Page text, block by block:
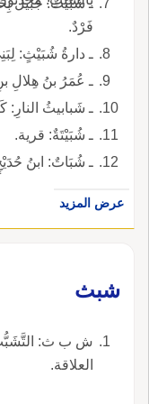
فَرْدٌ.
ـ دارةُ شُبَيْثٍ:
ـ عُمَرُ بنُ هِلالِ
ـ شَبابيثُ النارِ:
ـ شُبَيْتَةٌ: قرية.
ـ شُبَاتٌ: ابنُ
عرض المزيد
شبث
ش ب ث: التَّشَبُّثُ
العلاقة.